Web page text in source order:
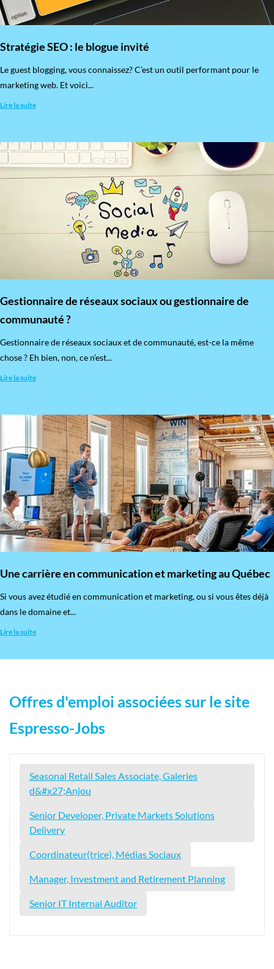
Stratégie SEO : le blogue invité
​Le guest blogging, vous connaissez? C’est un outil performant pour le
marketing web. Et voici...
Lire la suite
Gestionnaire de réseaux sociaux ou gestionnaire de
communauté ?
Gestionnaire de réseaux sociaux et de communauté, est-ce la même
chose ? Eh bien, non, ce n’est...
Lire la suite
Une carrière en communication et marketing au Québec
Si vous avez étudié en communication et marketing, ou si vous êtes déjà
dans le domaine et...
Lire la suite
Offres d'emploi associées sur le site
Espresso-Jobs
Seasonal Retail Sales Associate, Galeries
d&#x27;Anjou
Senior Developer, Private Markets Solutions
Delivery
Coordinateur(trice), Médias Sociaux
Manager, Investment and Retirement Planning
Senior IT Internal Auditor